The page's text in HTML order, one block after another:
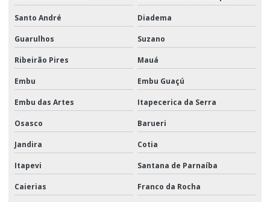
Santo André Diadema
Guarulhos Suzano
Ribeirão Pires Mauá
Embu Embu Guaçú
Embu das Artes Itapecerica da Serra
Osasco Barueri
Jandira Cotia
Itapevi Santana de Parnaíba
Caierias Franco da Rocha